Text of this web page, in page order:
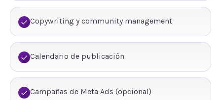
Copywriting y community management
Calendario de publicación
Campañas de Meta Ads (opcional)